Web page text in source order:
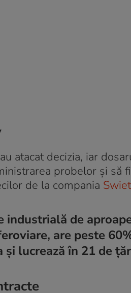
atacat decizia, iar
probelor şi să
de la compania
industrială de
are peste
și lucrează în 21 de